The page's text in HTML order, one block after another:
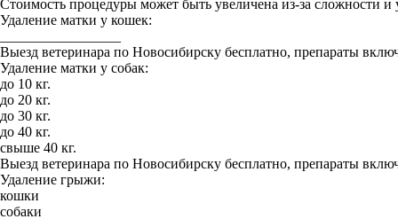
Стоимость процедуры может быть увеличена из-за сложности и
Удаление матки у кошек:
Выезд ветеринара по Новосибирску бесплатно, препараты
Удаление матки у собак:
до 10 кг.
до 20 кг.
до 30 кг.
до 40 кг.
свыше 40 кг.
Выезд ветеринара по Новосибирску бесплатно, препараты
Удаление грыжи:
кошки
собаки